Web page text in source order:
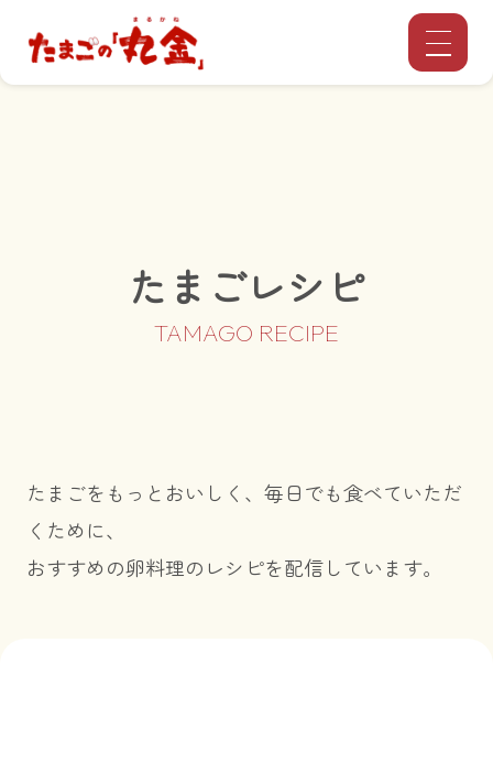
たまごレシピ
たまごをもっとおいしく、毎日でも食べていただ
くために、
おすすめの卵料理のレシピを配信しています。